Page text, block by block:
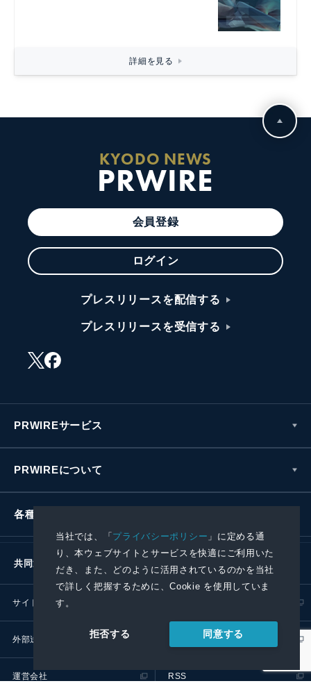
当社では、「プライバシーポリシー 」に定める通
り、本ウェブサイトとサービスを快適にご利用いた
だき、また、どのように活用されているのかを当社
で詳しく把握するために、Cookie を使用していま
す。
拒否する 同意する
詳細を見る
KYODO NEWS
PRWIRE
会員登録
ログイン
プレスリリースを配信する
プレスリリースを受信する
PRWIREサービス
PRWIREについて
各種お問い合わせ
共同通信社グループ
サイトポリシー
外部送信ポリシー プレスリリース取扱基準
運営会社 RSS